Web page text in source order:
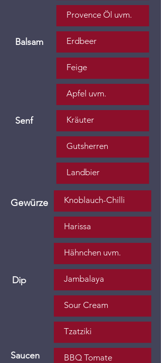
Provence Öl uvm.
Erdbeer
Feige
Apfel uvm.
Kräuter
Gutsherren
Landbier
Balsam
Senf
Knoblauch-Chilli
Harissa
Hähnchen uvm.
Jambalaya
Sour Cream
Tzatziki
BBQ Tomate
Gewürze
Dip
Saucen